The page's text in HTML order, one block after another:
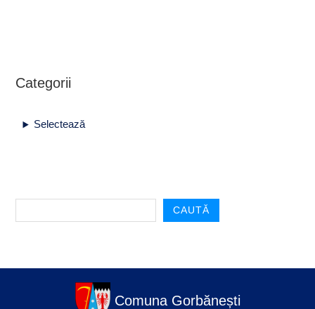
Categorii
Selectează
CAUTĂ
Comuna Gorbănești